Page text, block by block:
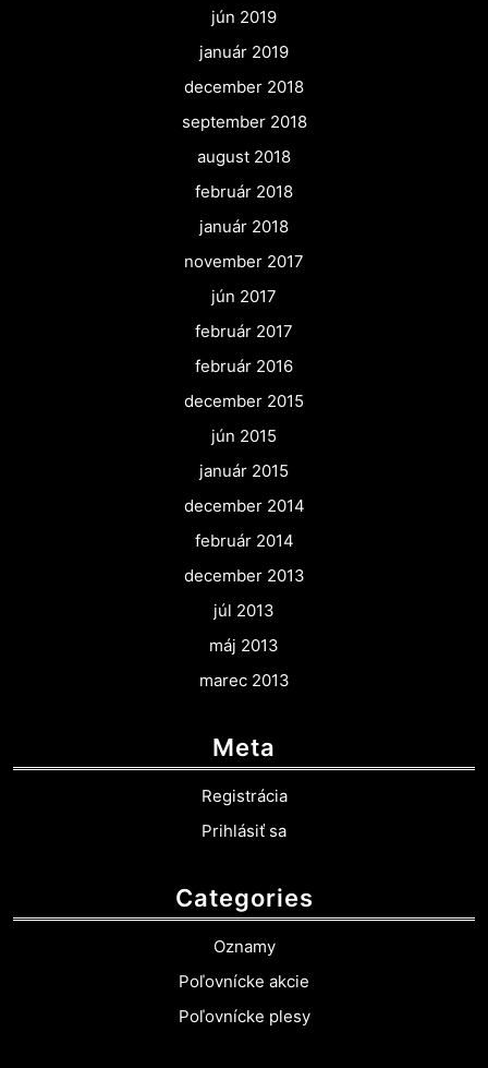
jún 2019
január 2019
december 2018
september 2018
august 2018
február 2018
január 2018
november 2017
jún 2017
február 2017
február 2016
december 2015
jún 2015
január 2015
december 2014
február 2014
december 2013
júl 2013
máj 2013
marec 2013
Meta
Registrácia
Prihlásiť sa
Categories
Oznamy
Poľovnícke akcie
Poľovnícke plesy